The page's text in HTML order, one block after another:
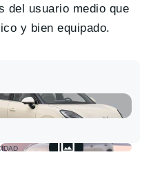
del usuario medio que
y bien equipado.